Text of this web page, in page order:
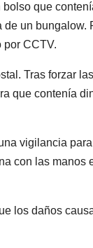
que
un bungalow.
por CCTV.
Tras forzar
que contenía
vigilancia
con las manos
los daños